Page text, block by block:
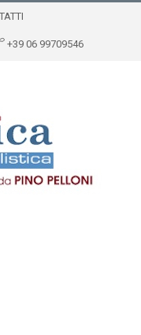
+39 06 99709546